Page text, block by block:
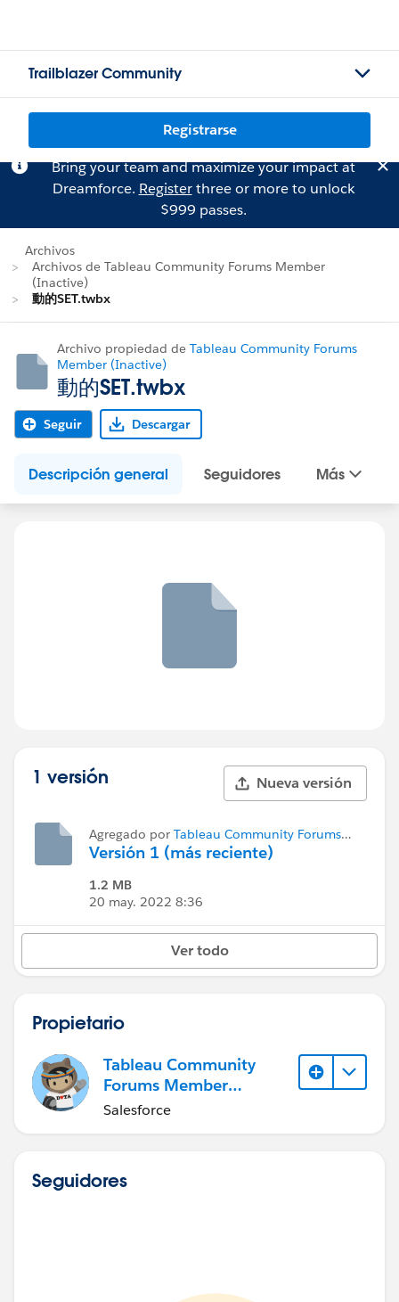
Trailblazer Community
Registrarse
Bring your team and maximize your impact at
Dreamforce. Registerthree or more to unlock
$999 passes.
Archivos
Archivos de Tableau Community Forums Member
(Inactive)
動的SET.twbx
Archivo propiedad de Tableau Community Forums
Member (Inactive)
動的SET.twbx
Seguir Descargar
Descripción general Seguidores Más
1 versión Nueva versión
Agregado por Tableau Community Forums
Member (Inactive)
Versión 1 (más reciente)
1.2 MB
20 may. 2022 8:36
Ver todo
Propietario
Tableau Community
Forums Member
(Inactive)
Salesforce
Seguidores